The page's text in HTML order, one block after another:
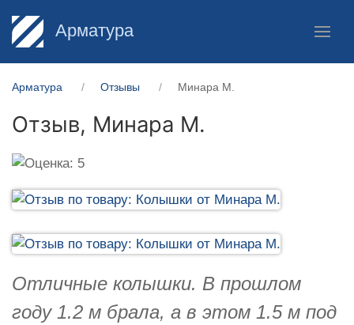
Арматура
Арматура Отзывы Минара М.
Отзыв, Минара М.
Отличные колышки. В прошлом
году 1.2 м брала, а в этом 1.5 м под